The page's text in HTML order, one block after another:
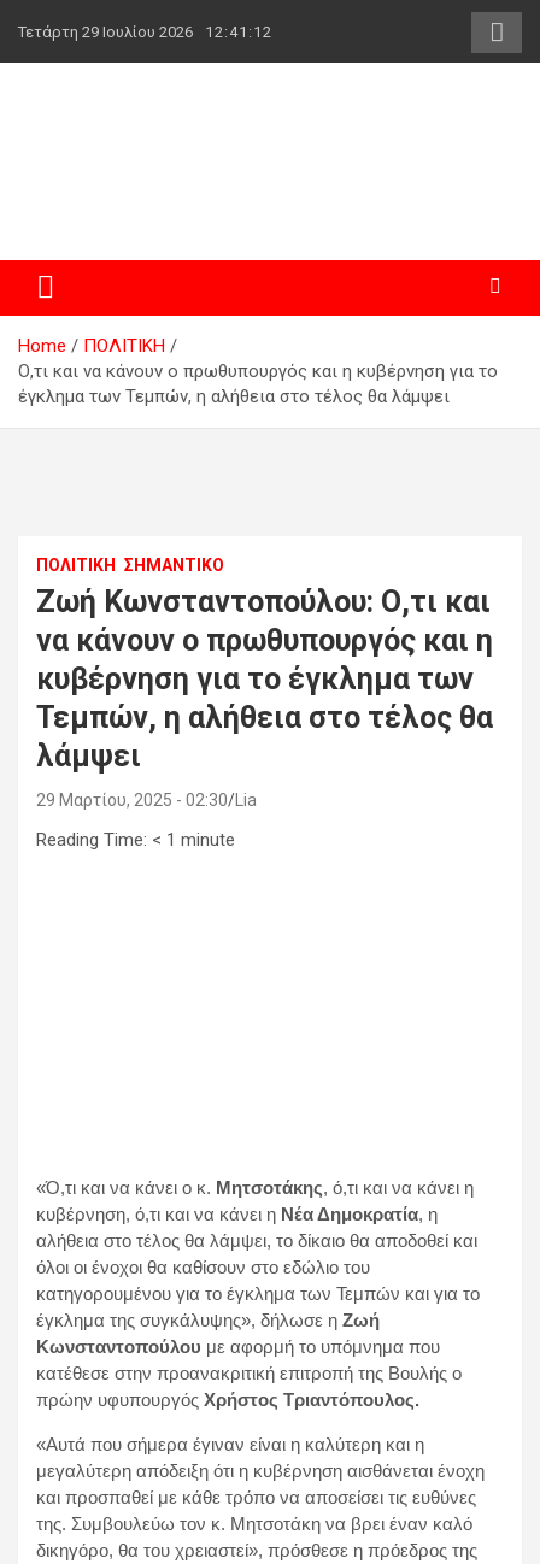
content
Τετάρτη 29 Ιουλίου 2026 12:41:12
Home
ΠΟΛΙΤΙΚΗ
Ο,τι και να κάνουν ο πρωθυπουργός και η κυβέρνηση για το
έγκλημα των Τεμπών, η αλήθεια στο τέλος θα λάμψει
ΠΟΛΙΤΙΚΗ ΣΗΜΑΝΤΙΚΟ
Ζωή Κωνσταντοπούλου: Ο,τι και
να κάνουν ο πρωθυπουργός και η
κυβέρνηση για το έγκλημα των
Τεμπών, η αλήθεια στο τέλος θα
λάμψει
29 Μαρτίου, 2025 - 02:30 Lia
Reading Time: < 1 minute
«Ό,τι και να κάνει ο κ. Μητσοτάκης, ό,τι και να κάνει η
κυβέρνηση, ό,τι και να κάνει η Νέα Δημοκρατία, η
αλήθεια στο τέλος θα λάμψει, το δίκαιο θα αποδοθεί και
όλοι οι ένοχοι θα καθίσουν στο εδώλιο του
κατηγορουμένου για το έγκλημα των Τεμπών και για το
έγκλημα της συγκάλυψης», δήλωσε η Ζωή
Κωνσταντοπούλου με αφορμή το υπόμνημα που
κατέθεσε στην προανακριτική επιτροπή της Βουλής ο
πρώην υφυπουργός Χρήστος Τριαντόπουλος.
«Αυτά που σήμερα έγιναν είναι η καλύτερη και η
μεγαλύτερη απόδειξη ότι η κυβέρνηση αισθάνεται ένοχη
και προσπαθεί με κάθε τρόπο να αποσείσει τις ευθύνες
της. Συμβουλεύω τον κ. Μητσοτάκη να βρει έναν καλό
δικηγόρο, θα του χρειαστεί», πρόσθεσε η πρόεδρος της